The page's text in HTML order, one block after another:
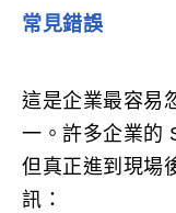
常見錯誤
這是企業最容易
一。許多企業的
但真正進到現場
訊：